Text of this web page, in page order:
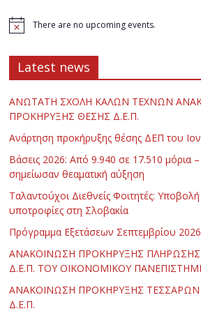
There are no upcoming events.
Latest news
ΑΝΩΤΑΤΗ ΣΧΟΛΗ ΚΑΛΩΝ ΤΕΧΝΩΝ
ΠΡΟΚΗΡΥΞΗΣ ΘΕΣΗΣ Δ.Ε.Π.
Ανάρτηση προκήρυξης θέσης ΔΕΠ του
Βάσεις 2026: Από 9.940 σε 17.510 μόρια
σημείωσαν θεαματική αύξηση
Ταλαντούχοι Διεθνείς Φοιτητές:
υποτροφίες στη Σλοβακία
Πρόγραμμα Εξετάσεων Σεπτεμβρίου 2026
ΑΝΑΚΟΙΝΩΣΗ ΠΡΟΚΗΡΥΞΗΣ
Δ.Ε.Π. ΤΟΥ ΟΙΚΟΝΟΜΙΚΟΥ
ΑΝΑΚΟΙΝΩΣΗ ΠΡΟΚΗΡΥΞΗΣ
Δ.Ε.Π.